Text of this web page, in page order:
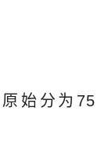
始分为75